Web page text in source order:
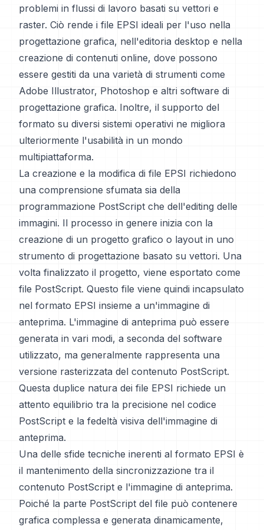
problemi in flussi di lavoro basati su vettori e
raster. Ciò rende i file EPSI ideali per l'uso nella
progettazione grafica, nell'editoria desktop e nella
creazione di contenuti online, dove possono
essere gestiti da una varietà di strumenti come
Adobe Illustrator, Photoshop e altri software di
progettazione grafica. Inoltre, il supporto del
formato su diversi sistemi operativi ne migliora
ulteriormente l'usabilità in un mondo
multipiattaforma.
La creazione e la modifica di file EPSI richiedono
una comprensione sfumata sia della
programmazione PostScript che dell'editing delle
immagini. Il processo in genere inizia con la
creazione di un progetto grafico o layout in uno
strumento di progettazione basato su vettori. Una
volta finalizzato il progetto, viene esportato come
file PostScript. Questo file viene quindi incapsulato
nel formato EPSI insieme a un'immagine di
anteprima. L'immagine di anteprima può essere
generata in vari modi, a seconda del software
utilizzato, ma generalmente rappresenta una
versione rasterizzata del contenuto PostScript.
Questa duplice natura dei file EPSI richiede un
attento equilibrio tra la precisione nel codice
PostScript e la fedeltà visiva dell'immagine di
anteprima.
Una delle sfide tecniche inerenti al formato EPSI è
il mantenimento della sincronizzazione tra il
contenuto PostScript e l'immagine di anteprima.
Poiché la parte PostScript del file può contenere
grafica complessa e generata dinamicamente,